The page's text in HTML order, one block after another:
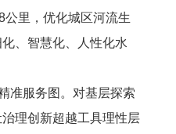
公里，优化城区河流生
、智慧化、人性化水
准服务图。对基层探索
理创新超越工具理性层